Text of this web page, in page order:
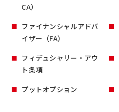
CA）
ファイナンシャルアドバ
イザー（FA）
フィデュシャリー・アウ
ト条項
プットオプション